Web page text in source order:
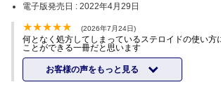
電子版発売日 : 2022年4月29日
(2026年7月24日)
何となく処方してしまっているステロイドの使い方
ことができる一冊だと思います
お客様の声をもっと見る